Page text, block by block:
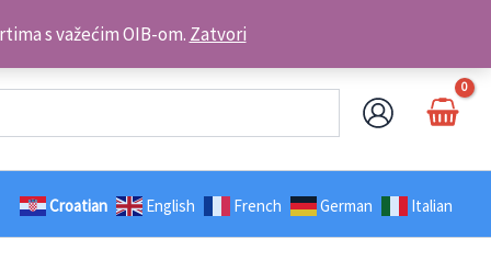
s važećim OIB-om. ZatvoriKontakt telefon: +385 98 179 3891
Croatian English French German Italian